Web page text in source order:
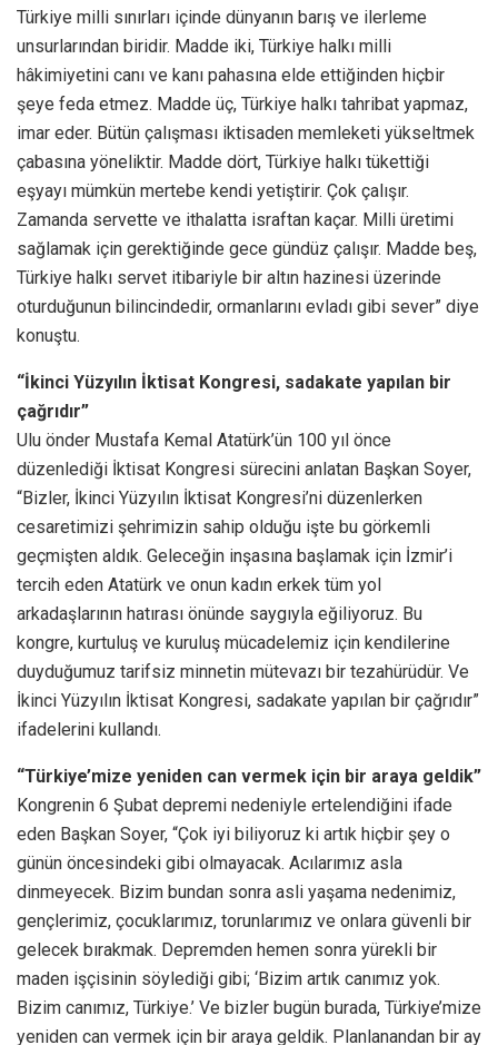
Türkiye milli sınırları içinde dünyanın barış ve ilerleme
unsurlarından biridir. Madde iki, Türkiye halkı milli
hâkimiyetini canı ve kanı pahasına elde ettiğinden hiçbir
şeye feda etmez. Madde üç, Türkiye halkı tahribat yapmaz,
imar eder. Bütün çalışması iktisaden memleketi yükseltmek
çabasına yöneliktir. Madde dört, Türkiye halkı tükettiği
eşyayı mümkün mertebe kendi yetiştirir. Çok çalışır.
Zamanda servette ve ithalatta israftan kaçar. Milli üretimi
sağlamak için gerektiğinde gece gündüz çalışır. Madde beş,
Türkiye halkı servet itibariyle bir altın hazinesi üzerinde
oturduğunun bilincindedir, ormanlarını evladı gibi sever” diye
konuştu.
“İkinci Yüzyılın İktisat Kongresi, sadakate yapılan bir
çağrıdır”
Ulu önder Mustafa Kemal Atatürk’ün 100 yıl önce
düzenlediği İktisat Kongresi sürecini anlatan Başkan Soyer,
“Bizler, İkinci Yüzyılın İktisat Kongresi’ni düzenlerken
cesaretimizi şehrimizin sahip olduğu işte bu görkemli
geçmişten aldık. Geleceğin inşasına başlamak için İzmir’i
tercih eden Atatürk ve onun kadın erkek tüm yol
arkadaşlarının hatırası önünde saygıyla eğiliyoruz. Bu
kongre, kurtuluş ve kuruluş mücadelemiz için kendilerine
duyduğumuz tarifsiz minnetin mütevazı bir tezahürüdür. Ve
İkinci Yüzyılın İktisat Kongresi, sadakate yapılan bir çağrıdır”
ifadelerini kullandı.
“Türkiye’mize yeniden can vermek için bir araya geldik”
Kongrenin 6 Şubat depremi nedeniyle ertelendiğini ifade
eden Başkan Soyer, “Çok iyi biliyoruz ki artık hiçbir şey o
günün öncesindeki gibi olmayacak. Acılarımız asla
dinmeyecek. Bizim bundan sonra asli yaşama nedenimiz,
gençlerimiz, çocuklarımız, torunlarımız ve onlara güvenli bir
gelecek bırakmak. Depremden hemen sonra yürekli bir
maden işçisinin söylediği gibi; ‘Bizim artık canımız yok.
Bizim canımız, Türkiye.’ Ve bizler bugün burada, Türkiye’mize
yeniden can vermek için bir araya geldik. Planlanandan bir ay